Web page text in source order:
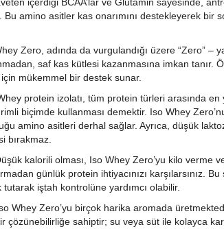
Bu amino asitler kas onarımını destekleyerek
Zero, adında da vurgulandığı üzere “Zero” –
saf kas kütlesi kazanmasına imkan tanır.
mükemmel bir destek sunar.
protein izolatı, tüm protein türleri arasında
biçimde kullanması demektir. Iso Whey
amino asitleri derhal sağlar. Ayrıca, düşük
bırakmaz.
kalorili olması, Iso Whey Zero’yu kilo verme
günlük protein ihtiyacınızı karşılarsınız.
iştah kontrolüne yardımcı olabilir.
Whey Zero’yu birçok harika aromada
sahiptir; su veya süt ile kolayca